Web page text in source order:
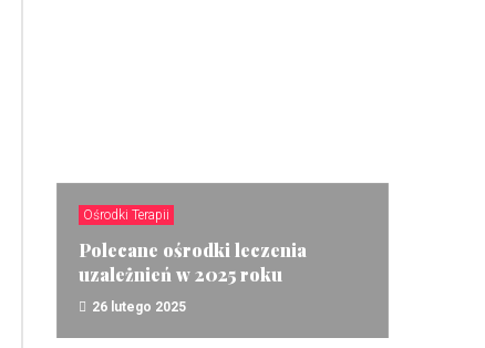
Ośrodki Terapii
Polecane ośrodki leczenia
uzależnień w 2025 roku
26 lutego 2025